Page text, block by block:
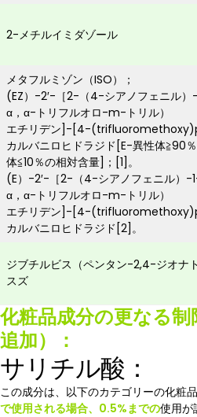
2-メチルイミダゾール
メタフルミゾン（ISO）；
(EZ）-2′-［2-（4-シアノフェニル）-
α，α-トリフルオロ-m-トリル）
エチリデン]-[4-
カルバニロヒドラジド[E-異性体≧90
体≦10％の相対含量]；[1]。
(E）-2′-［2-（4-シアノフェニル）-
α，α-トリフルオロ-m-トリル）
エチリデン]-[4-
カルバニロヒドラジド[2]。
ジブチルビス（ペンタン-2,4-ジオナ
スズ
化粧品成分の更なる
追加）：
サリチル酸：
この成分は、以下のカテゴリーの化粧品
で使用される場合、0.5%までの使用が